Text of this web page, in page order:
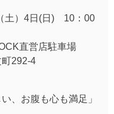
）4日(日) 10：00
直営店駐車場
4
、お腹も心も満足」